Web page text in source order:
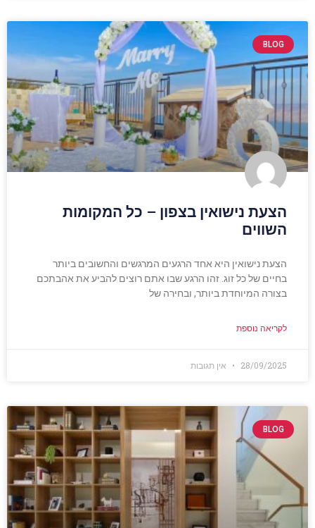
BLOG
הצעת נישואין בצפון – כל המקומות
השווים
הצעת נישואין היא אחד הרגעים המרגשים והחשובים ביותר
בחיים של כל זוג. זהו הרגע שבו אתם רוצים להביע את אהבתכם
בצורה המיוחדת ביותר, ובחירה של
לקריאה נוספת
28/09/2025 אין תגובות
BLOG